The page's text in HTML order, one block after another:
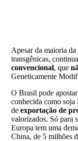
Apesar da maioria
transgênicas,
convencional, que
Geneticamente
O Brasil pode
conhecida como
de exportação de
valorizados. Só para
Europa tem uma
China, de 5 milhões